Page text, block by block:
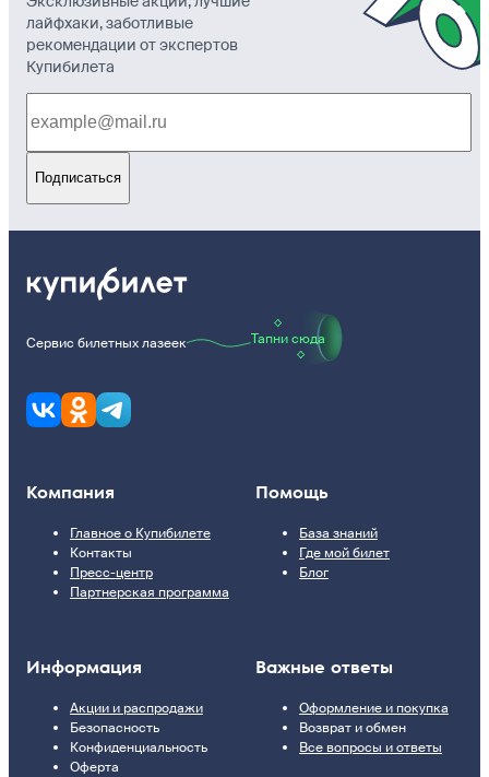
лайфхаки, заботливые
рекомендации от экспертов
Купибилета
Подписаться
Сервис билетных лазеек Тапни сюда
Компания
Главное о Купибилете
Контакты
Пресс-центр
Партнерская программа
Помощь
База знаний
Где мой билет
Блог
Информация
Акции и распродажи
Безопасность
Конфиденциальность
Оферта
Важные ответы
Оформление и покупка
Возврат и обмен
Все вопросы и ответы